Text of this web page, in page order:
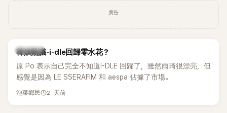
廣告
熱議討論
韓娛熱議-i-dle回歸零水花？
原 Po 表示自己完全不知道I-DLE 回歸了，雖然雨琦很漂亮，但
感覺是因為 LE SSERAFIM 和 aespa 佔據了市場。
泡菜鄉民 2 天前